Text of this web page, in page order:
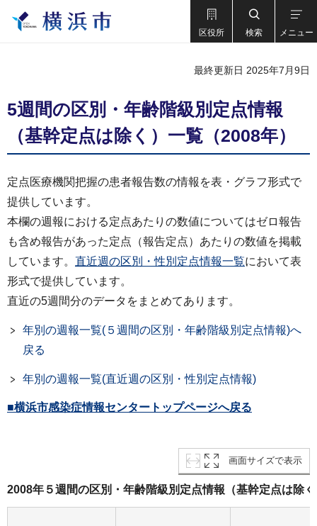
区役所 検索 メニュー
最終更新日 2025年7月9日
5週間の区別・年齢階級別定点情報
（基幹定点は除く）一覧（2008年）
定点医療機関把握の患者報告数の情報を表・グラフ形式で
提供しています。
本欄の週報における定点あたりの数値についてはゼロ報告
も含め報告があった定点（報告定点）あたりの数値を掲載
しています。 直近週の区別・性別定点情報一覧において表
形式で提供しています。
直近の5週間分のデータをまとめてあります。
年別の週報一覧(５週間の区別・年齢階級別定点情報)へ
戻る
年別の週報一覧(直近週の区別・性別定点情報)
■横浜市感染症情報センタートップページへ戻る
画面サイズで表示
2008年５週間の区別・年齢階級別定点情報（基幹定点は除